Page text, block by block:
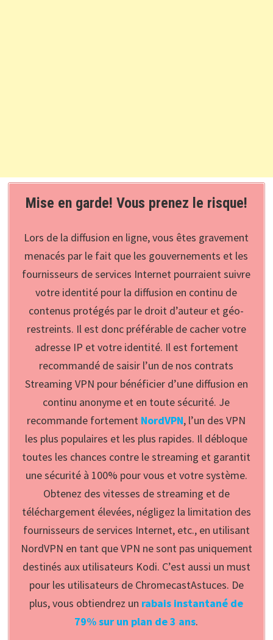
Mise en garde! Vous prenez le risque!
Lors de la diffusion en ligne, vous êtes gravement
menacés par le fait que les gouvernements et les
fournisseurs de services Internet pourraient suivre
votre identité pour la diffusion en continu de
contenus protégés par le droit d’auteur et géo-
restreints. Il est donc préférable de cacher votre
adresse IP et votre identité. Il est fortement
recommandé de saisir l’un de nos contrats
Streaming VPN pour bénéficier d’une diffusion en
continu anonyme et en toute sécurité. Je
recommande fortement NordVPN, l’un des VPN
les plus populaires et les plus rapides. Il débloque
toutes les chances contre le streaming et garantit
une sécurité à 100% pour vous et votre système.
Obtenez des vitesses de streaming et de
téléchargement élevées, négligez la limitation des
fournisseurs de services Internet, etc., en utilisant
NordVPN en tant que VPN ne sont pas uniquement
destinés aux utilisateurs Kodi. C’est aussi un must
pour les utilisateurs de ChromecastAstuces. De
plus, vous obtiendrez un rabais instantané de
79% sur un plan de 3 ans.